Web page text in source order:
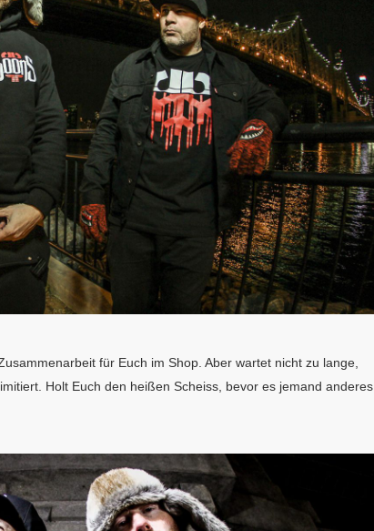
für Euch im Shop. Aber wartet nicht zu lange,
Holt Euch den heißen Scheiss, bevor es jemand anderes